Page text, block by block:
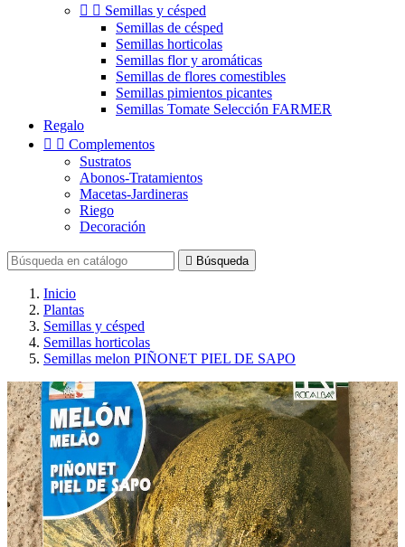
  Semillas y césped
Semillas de césped
Semillas horticolas
Semillas flor y aromáticas
Semillas de flores comestibles
Semillas pimientos picantes
Semillas Tomate Selección FARMER
Regalo
  Complementos
Sustratos
Abonos-Tratamientos
Macetas-Jardineras
Riego
Decoración
 Búsqueda
Inicio
Plantas
Semillas y césped
Semillas horticolas
Semillas melon PIÑONET PIEL DE SAPO